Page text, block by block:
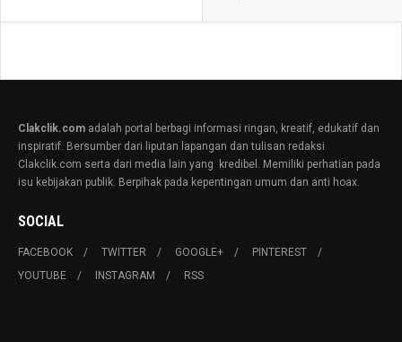
Clakclik.com adalah portal berbagi informasi ringan, kreatif, edukatif dan
inspiratif. Bersumber dari liputan lapangan dan tulisan redaksi
Clakclik.com serta dari media lain yang kredibel. Memiliki perhatian pada
isu kebijakan publik. Berpihak pada kepentingan umum dan anti hoax.
SOCIAL
FACEBOOK TWITTER GOOGLE+
PINTEREST
YOUTUBE
INSTAGRAM RSS